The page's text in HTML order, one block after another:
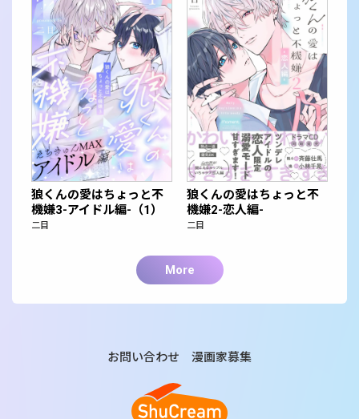
狼くんの愛はちょっと不
機嫌3-アイドル編-（1）
二目
狼くんの愛はちょっと不
機嫌2-恋人編-
二目
More
お問い合わせ 漫画家募集